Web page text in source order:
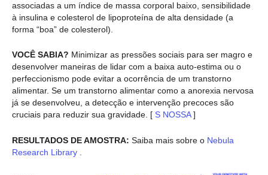
associadas a um índice de massa corporal baixo, sensibilidade
à insulina e colesterol de lipoproteína de alta densidade (a
forma “boa” de colesterol).
VOCÊ SABIA? Minimizar as pressões sociais para ser magro e
desenvolver maneiras de lidar com a baixa auto-estima ou o
perfeccionismo pode evitar a ocorrência de um transtorno
alimentar. Se um transtorno alimentar como a anorexia nervosa
já se desenvolveu, a detecção e intervenção precoces são
cruciais para reduzir sua gravidade. [ S NOSSA]
RESULTADOS DE AMOSTRA: Saiba mais sobre o Nebula
Research Library